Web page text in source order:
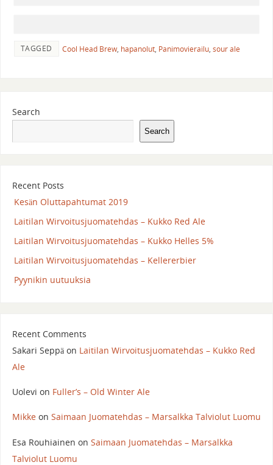
TAGGED Cool Head Brew, hapanolut, Panimovierailu, sour ale
Search
Search
Recent Posts
Kesän Oluttapahtumat 2019
Laitilan Wirvoitusjuomatehdas – Kukko Red Ale
Laitilan Wirvoitusjuomatehdas – Kukko Helles 5%
Laitilan Wirvoitusjuomatehdas – Kellererbier
Pyynikin uutuuksia
Recent Comments
Sakari Seppäon Laitilan Wirvoitusjuomatehdas – Kukko Red
Ale
Uolevi on Fuller’s – Old Winter Ale
Mikkeon Saimaan Juomatehdas – Marsalkka Talviolut Luomu
Esa Rouhiainen on Saimaan Juomatehdas – Marsalkka
Talviolut Luomu